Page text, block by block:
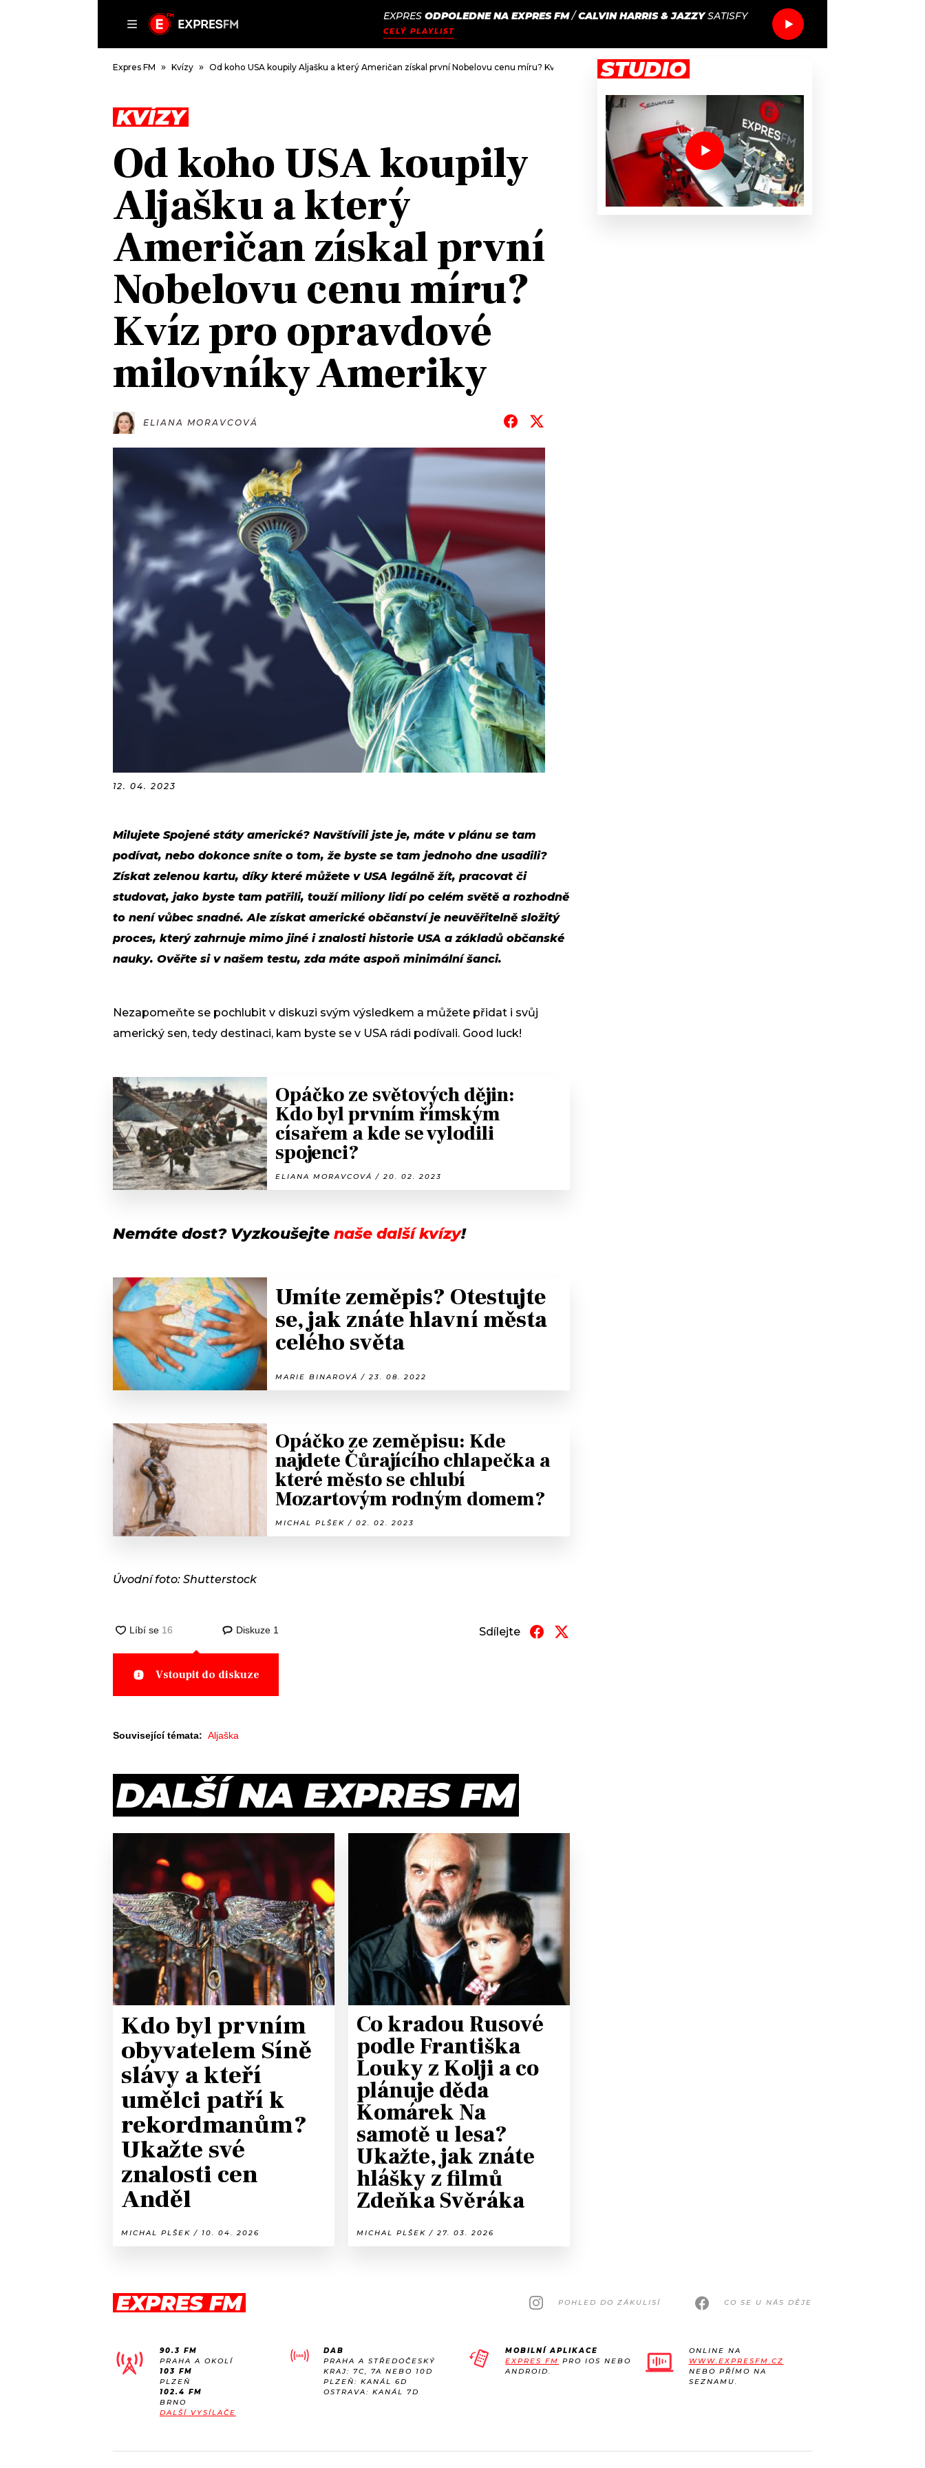
JAK
NALADIT
EXPRES ODPOLEDNE NA EXPRES FM/CALVIN HARRIS & JAZZY SATISFY
CELÝ PLAYLIST
DOMŮ
ČLÁNKY
HUDBA
ROZHOVORY
#NEBUDUDOMA
KALENDÁŘ
KVÍZY
TRENDY
MIX
OSTATNÍ
PODCASTY
JAK NALADIT
RÁDIO
PROGRAM
JAK NALADIT
SOUTĚŽE
Expres FM Kvízy Od koho USA koupily Aljašku a který Američan získal první Nobelovu cenu míru? Kvíz pro opravdové milovníky Ameriky
KVÍZY
Od koho USA koupily
Aljašku a který
Američan získal první
Nobelovu cenu míru?
Kvíz pro opravdové
milovníky Ameriky
ELIANA MORAVCOVÁ
12. 04. 2023
Milujete Spojené státy americké? Navštívili jste je, máte v plánu se tam
podívat, nebo dokonce sníte o tom, že byste se tam jednoho dne usadili?
Získat zelenou kartu, díky které můžete v USA legálně žít, pracovat či
studovat, jako byste tam patřili, touží miliony lidí po celém světě a rozhodně
to není vůbec snadné. Ale získat americké občanství je neuvěřitelně složitý
proces, který zahrnuje mimo jiné i znalosti historie USA a základů občanské
nauky. Ověřte si v našem testu, zda máte aspoň minimální šanci.
Nezapomeňte se pochlubit v diskuzi svým výsledkem a můžete přidat i svůj
americký sen, tedy destinaci, kam byste se v USA rádi podívali. Good luck!
Opáčko ze světových dějin:
Kdo byl prvním římským
císařem a kde se vylodili
spojenci?
ELIANA MORAVCOVÁ / 20. 02. 2023
Nemáte dost? Vyzkoušejte naše další kvízy!
Umíte zeměpis? Otestujte
se, jak znáte hlavní města
celého světa
MARIE BINAROVÁ / 23. 08. 2022
Opáčko ze zeměpisu: Kde
najdete Čůrajícího chlapečka a
které město se chlubí
Mozartovým rodným domem?
MICHAL PLŠEK / 02. 02. 2023
Úvodní foto: Shutterstock
Diskuze 1
Vstoupit do diskuze
Sdílejte
Související témata: Aljaška
DALŠÍ NA EXPRES FM
Kdo byl prvním
obyvatelem Síně
slávy a kteří
umělci patří k
rekordmanům?
Ukažte své
znalosti cen
Anděl
MICHAL PLŠEK / 10. 04. 2026
Co kradou Rusové
podle Františka
Louky z Kolji a co
plánuje děda
Komárek Na
samotě u lesa?
Ukažte, jak znáte
hlášky z filmů
Zdeňka Svěráka
MICHAL PLŠEK / 27. 03. 2026
STUDIO
EXPRES FM POHLED DO ZÁKULISÍ CO SE U NÁS DĚJE
90.3 FM
PRAHA A OKOLÍ
103 FM
PLZEŇ
102.4 FM
BRNO
DALŠÍ VYSÍLAČE
DAB
PRAHA A STŘEDOČESKÝ
KRAJ: 7C, 7A NEBO 10D
PLZEŇ: KANÁL 6D
OSTRAVA: KANÁL 7D
MOBILNÍ APLIKACE
EXPRES FM PRO IOS NEBO
ANDROID.
ONLINE NA
WWW.EXPRESFM.CZ
NEBO PŘÍMO NA
SEZNAMU.